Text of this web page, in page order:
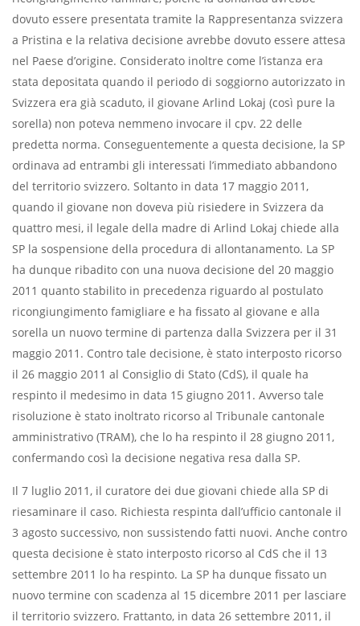
dovuto essere presentata tramite la Rappresentanza svizzera
a Pristina e la relativa decisione avrebbe dovuto essere attesa
nel Paese d’origine. Considerato inoltre come l’istanza era
stata depositata quando il periodo di soggiorno autorizzato in
Svizzera era già scaduto, il giovane Arlind Lokaj (così pure la
sorella) non poteva nemmeno invocare il cpv. 22 delle
predetta norma. Conseguentemente a questa decisione, la SP
ordinava ad entrambi gli interessati l’immediato abbandono
del territorio svizzero. Soltanto in data 17 maggio 2011,
quando il giovane non doveva più risiedere in Svizzera da
quattro mesi, il legale della madre di Arlind Lokaj chiede alla
SP la sospensione della procedura di allontanamento. La SP
ha dunque ribadito con una nuova decisione del 20 maggio
2011 quanto stabilito in precedenza riguardo al postulato
ricongiungimento famigliare e ha fissato al giovane e alla
sorella un nuovo termine di partenza dalla Svizzera per il 31
maggio 2011. Contro tale decisione, è stato interposto ricorso
il 26 maggio 2011 al Consiglio di Stato (CdS), il quale ha
respinto il medesimo in data 15 giugno 2011. Avverso tale
risoluzione è stato inoltrato ricorso al Tribunale cantonale
amministrativo (TRAM), che lo ha respinto il 28 giugno 2011,
confermando così la decisione negativa resa dalla SP.
Il 7 luglio 2011, il curatore dei due giovani chiede alla SP di
riesaminare il caso. Richiesta respinta dall’ufficio cantonale il
3 agosto successivo, non sussistendo fatti nuovi. Anche contro
questa decisione è stato interposto ricorso al CdS che il 13
settembre 2011 lo ha respinto. La SP ha dunque fissato un
nuovo termine con scadenza al 15 dicembre 2011 per lasciare
il territorio svizzero. Frattanto, in data 26 settembre 2011, il